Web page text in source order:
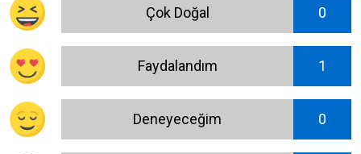
Çok Doğal 0
Faydalandım 1
Deneyeceğim 0